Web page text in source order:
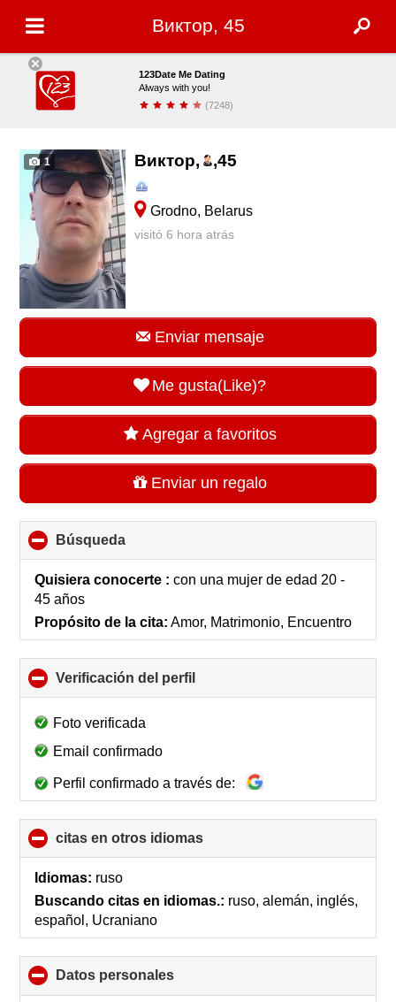
Виктор, 45
123Date Me Dating
Always with you!
(7248)
1
Виктор, ,45
Grodno, Belarus
visitó 6 hora atrás
Enviar mensaje
Me gusta(Like)?
Agregar a favoritos
Enviar un regalo
Búsqueda
to
collapse
Quisiera conocerte :con una mujer de edad 20 -
45 años
Propósito de la cita: Amor, Matrimonio, Encuentro
Verificación del perfil
to
Foto verificada
Email confirmado
Perfil confirmado a través de:
citas en otros idiomas
to
Idiomas: ruso
Buscando citas en idiomas.: ruso, alemán, inglés,
español, Ucraniano
Datos personales
to